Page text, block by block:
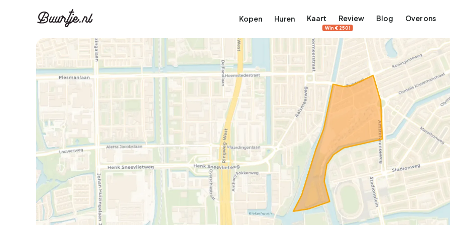
Kopen
Ontdek Amsterdam
Grachtengordel, Jordaan, De Pijp en meer
Koopwoningen in Amsterdam Bekijk op de kaart
5.657
Appartementen
456
Studio's
380
Tussenwoning
Huren
Ontdek Amsterdam
Grachtengordel, Jordaan, De Pijp en meer
Huurwoningen in Amsterdam Bekijk op de kaart
Appartementen Studio's Tussenwoning
Kaart Review
Win €250!
Blog Over ons